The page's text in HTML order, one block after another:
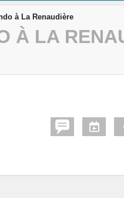
à La Renaudière
À LA